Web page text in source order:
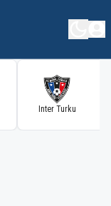
Inter Turku